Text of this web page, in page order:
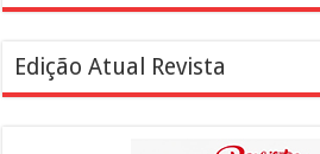
Edição Atual Revista